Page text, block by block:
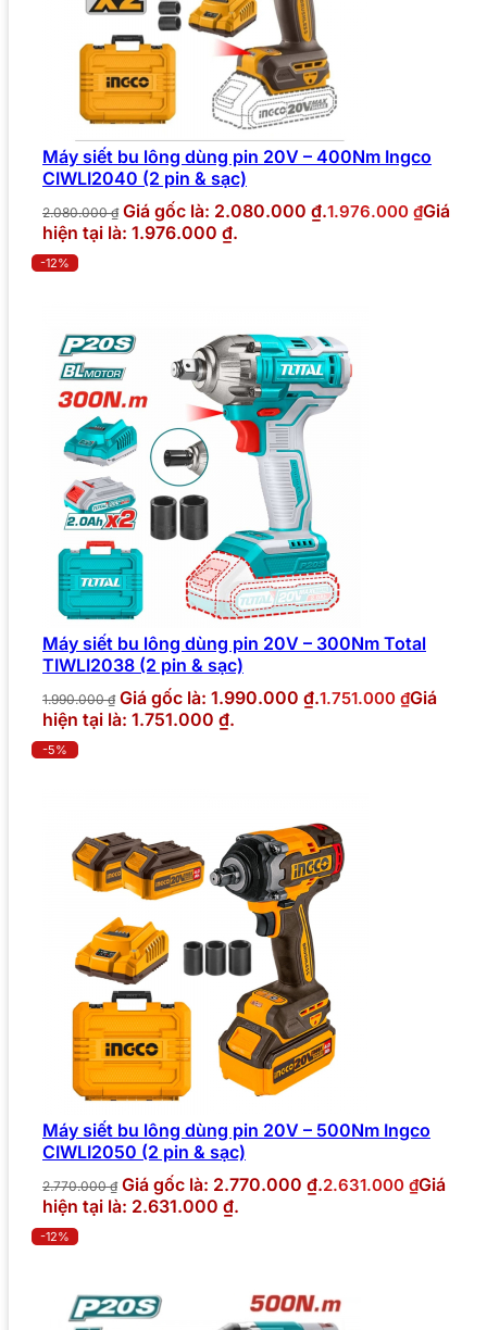
Máy siết bu lông dùng pin 20V – 400Nm Ingco
CIWLI2040 (2 pin & sạc)
2.080.000₫ Giá gốc là: 2.080.000 ₫.1.976.000 ₫Giá
hiện tại là: 1.976.000 ₫.
-12%
Máy siết bu lông dùng pin 20V – 300Nm Total
TIWLI2038 (2 pin & sạc)
1.990.000₫ Giá gốc là: 1.990.000 ₫.1.751.000 ₫Giá
hiện tại là: 1.751.000 ₫.
-5%
Máy siết bu lông dùng pin 20V – 500Nm Ingco
CIWLI2050 (2 pin & sạc)
2.770.000₫ Giá gốc là: 2.770.000 ₫.2.631.000 ₫Giá
hiện tại là: 2.631.000 ₫.
-12%